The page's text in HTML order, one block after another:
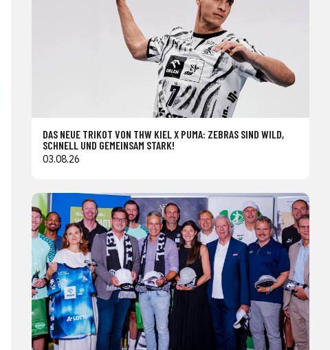
DAS NEUE TRIKOT VON THW KIEL X PUMA: ZEBRAS SIND WILD,
SCHNELL UND GEMEINSAM STARK!
03.08.26